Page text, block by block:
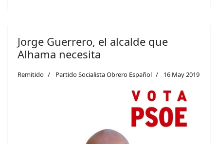
Jorge Guerrero, el alcalde que
Alhama necesita
Remitido Partido Socialista Obrero Español 16 May 2019